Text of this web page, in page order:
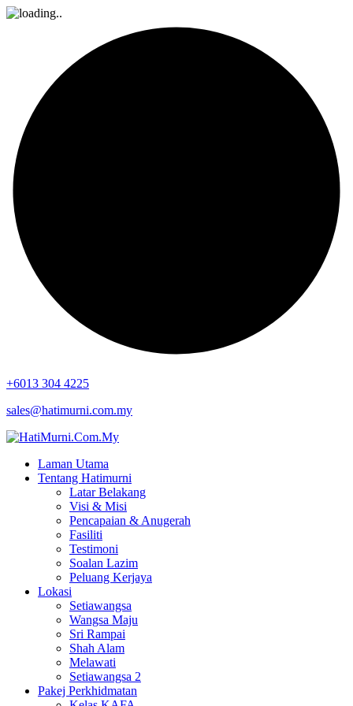
+6013 304 4225
sales@hatimurni.com.my
Laman Utama
Tentang Hatimurni
Latar Belakang
Visi & Misi
Pencapaian & Anugerah
Fasiliti
Testimoni
Soalan Lazim
Peluang Kerjaya
Lokasi
Setiawangsa
Wangsa Maju
Sri Rampai
Shah Alam
Melawati
Setiawangsa 2
Pakej Perkhidmatan